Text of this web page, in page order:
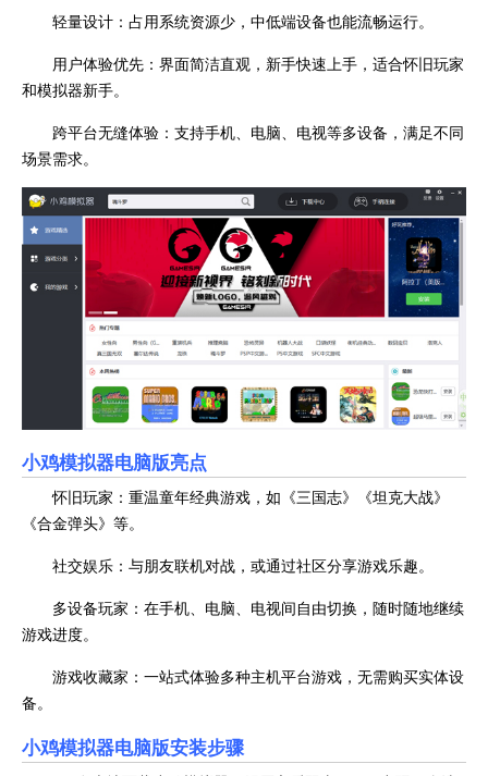
轻量设计：占用系统资源少，中低端设备也能流畅运行。
用户体验优先：界面简洁直观，新手快速上手，适合怀旧玩家
和模拟器新手。
跨平台无缝体验：支持手机、电脑、电视等多设备，满足不同
场景需求。
小鸡模拟器电脑版亮点
怀旧玩家：重温童年经典游戏，如《三国志》《坦克大战》
《合金弹头》等。
社交娱乐：与朋友联机对战，或通过社区分享游戏乐趣。
多设备玩家：在手机、电脑、电视间自由切换，随时随地继续
游戏进度。
游戏收藏家：一站式体验多种主机平台游戏，无需购买实体设
备。
小鸡模拟器电脑版安装步骤